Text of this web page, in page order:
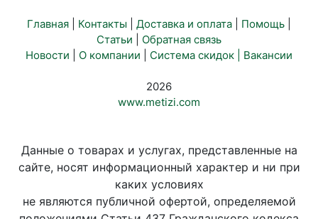
Главная Контакты Доставка и оплата Помощь
Статьи
Обратная связь
Новости
О компании Система скидок | Вакансии
2026
www.metizi.com
Данные о товарах и услугах, представленные на
сайте, носят информационный характер и ни при
каких условиях
не являются публичной офертой, определяемой